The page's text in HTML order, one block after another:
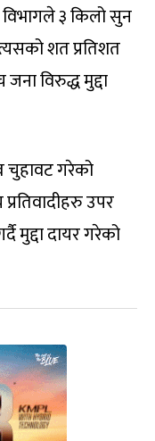
३ किलो सुन
शत प्रतिशत
विरुद्ध मुद्दा
गरेको
उपर
मुद्दा दायर गरेको